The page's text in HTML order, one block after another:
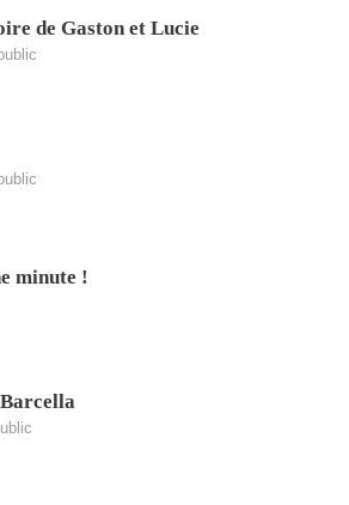
de Gaston et Lucie
minute !